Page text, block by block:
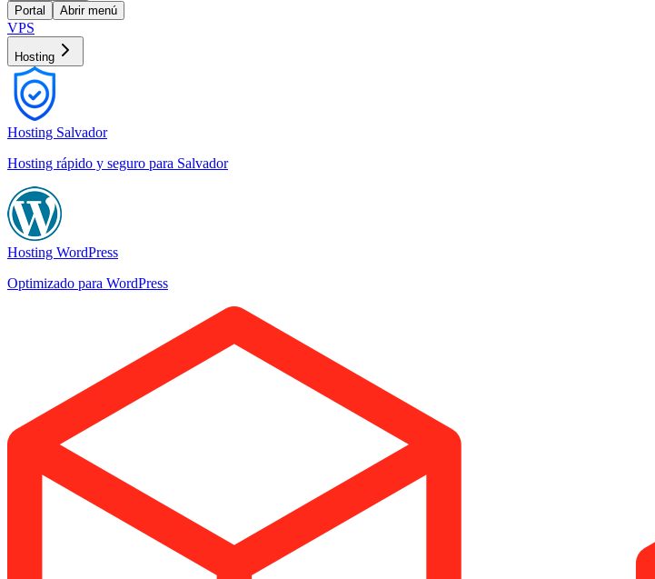
Portal
Abrir menú
VPS
Hosting
Hosting Salvador
Hosting rápido y seguro para Salvador
Hosting WordPress
Optimizado para WordPress